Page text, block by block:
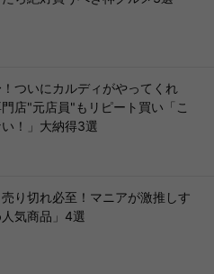
ついにカルディがやってくれ
店"元店員"もリピート買い「こ
！」大納得3選
売り切れ必至！マニアが激推しす
気商品」4選